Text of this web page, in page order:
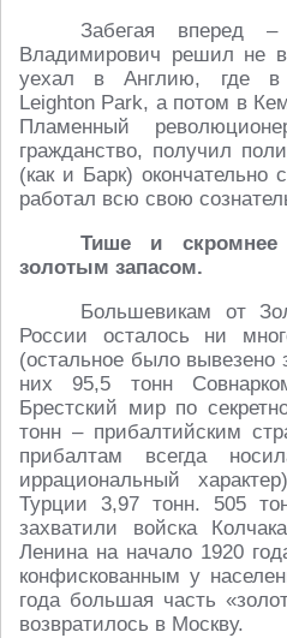
Забегая вперед
Владимирович решил не
уехал в Англию, где в
Leighton Park, а потом в
Пламенный
гражданство, получил
(как и Барк) окончательно
работал всю свою
Тише и
золотым запасом.
Большевикам от
России осталось ни
(остальное было
них 95,5 тонн
Брестский мир по
тонн – прибалтийским
прибалтам всегда
иррациональный
Турции 3,97 тонн. 505
захватили войска
Ленина на начало 1920
конфискованным у
года большая часть
возвратилось в Москву.